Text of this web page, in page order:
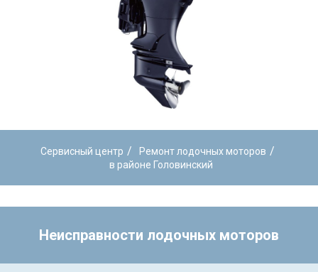
Сервисный центр / Ремонт лодочных моторов /
в районе Головинский
Неисправности лодочных моторов